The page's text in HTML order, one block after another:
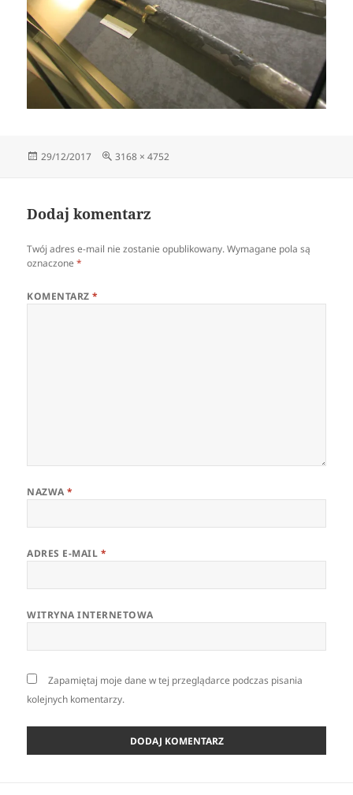
Data
29/12/2017
Pełny
3168 × 4752
Dodaj komentarz
Twój adres e-mail nie zostanie opublikowany. Wymagane pola są
oznaczone*
KOMENTARZ*
NAZWA*
ADRES E-MAIL *
WITRYNA INTERNETOWA
Zapamiętaj moje dane w tej przeglądarce podczas pisania
kolejnych komentarzy.